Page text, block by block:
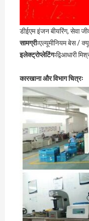
डीईएम इंजन बीयरिंग, सेवा
सामग्रीःएल्यूमीनियम बेस /
इलेक्ट्रोप्लेटिंगःद्विआधारी
कारखाना और विभाग चित्रः